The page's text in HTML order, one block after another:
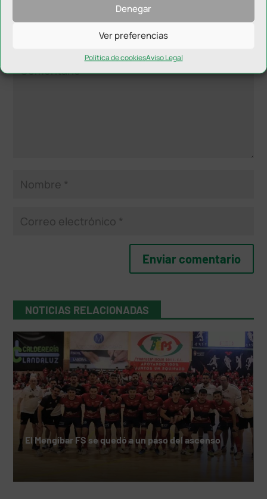
Denegar
Ver preferencias
Política de cookiesAviso Legal
campos obligatorios están marcados con
NOTICIAS RELACIONADAS
El Mengíbar FS se quedó a un paso del ascenso